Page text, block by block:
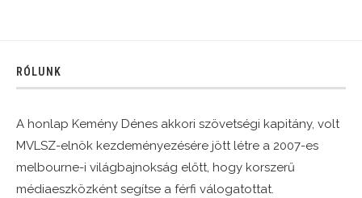
RÓLUNK
A honlap Kemény Dénes akkori szövetségi kapitány, volt
MVLSZ-elnök kezdeményezésére jött létre a 2007-es
melbourne-i világbajnokság előtt, hogy korszerű
médiaeszközként segítse a férfi válogatottat.